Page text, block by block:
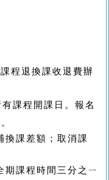
程退換課收退費辦
課程開課日。報名
換課差額；取消課
期課程時間三分之ㄧ